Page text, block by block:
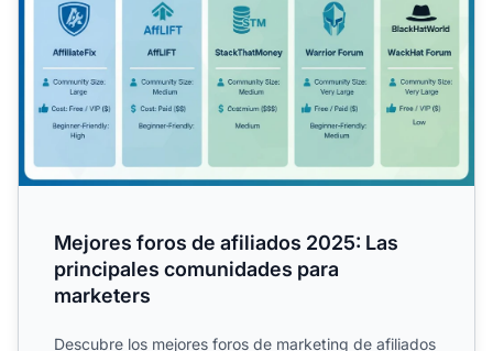
Mejores foros de afiliados 2025: Las
principales comunidades para
marketers
Descubre los mejores foros de marketing de afiliados